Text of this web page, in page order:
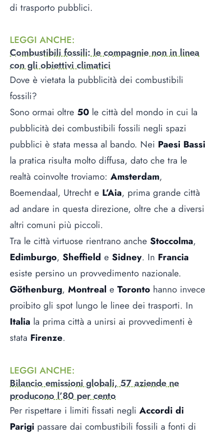
di trasporto pubblici.
LEGGI ANCHE:
Combustibili fossili: le compagnie non in linea
con gli obiettivi climatici
Dove è vietata la pubblicità dei combustibili
fossili?
Sono ormai oltre 50 le città del mondo in cui la
pubblicità dei combustibili fossili negli spazi
pubblici è stata messa al bando. Nei Paesi Bassi
la pratica risulta molto diffusa, dato che tra le
realtà coinvolte troviamo: Amsterdam,
Boemendaal, Utrecht e L’Aia, prima grande città
ad andare in questa direzione, oltre che a diversi
altri comuni più piccoli.
Tra le città virtuose rientrano anche Stoccolma,
Edimburgo, Sheffield e Sidney. In Francia
esiste persino un provvedimento nazionale.
Göthenburg, Montreal e Toronto hanno invece
proibito gli spot lungo le linee dei trasporti. In
Italia la prima città a unirsi ai provvedimenti è
stata Firenze.
LEGGI ANCHE:
Bilancio emissioni globali, 57 aziende ne
producono l’80 per cento
Per rispettare i limiti fissati negli Accordi di
Parigi passare dai combustibili fossili a fonti di